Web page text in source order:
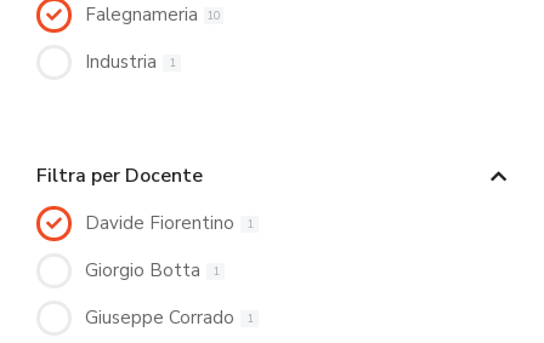
Falegnameria 10
Industria 1
Filtra per Docente
Davide Fiorentino 1
Giorgio Botta 1
Giuseppe Corrado 1